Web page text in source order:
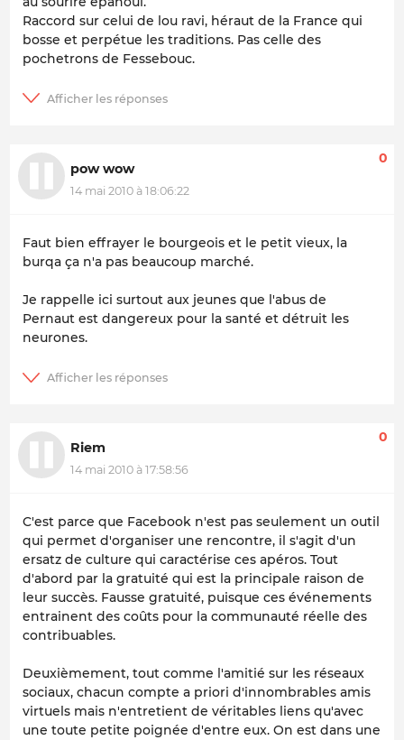
Raccord sur celui de lou ravi, héraut de la France qui
bosse et perpétue les traditions. Pas celle des
pochetrons de Fessebouc.
pow wow
14 mai 2010 à 18:06:22
0
Faut bien effrayer le bourgeois et le petit vieux, la
burqa ça n'a pas beaucoup marché.
Je rappelle ici surtout aux jeunes que l'abus de
Pernaut est dangereux pour la santé et détruit les
neurones.
Riem
14 mai 2010 à 17:58:56
0
C'est parce que Facebook n'est pas seulement un outil
qui permet d'organiser une rencontre, il s'agit d'un
ersatz de culture qui caractérise ces apéros. Tout
d'abord par la gratuité qui est la principale raison de
leur succès. Fausse gratuité, puisque ces événements
entrainent des coûts pour la communauté réelle des
contribuables.
Deuxièmement, tout comme l'amitié sur les réseaux
sociaux, chacun compte a priori d'innombrables amis
virtuels mais n'entretient de véritables liens qu'avec
une toute petite poignée d'entre eux. On est dans une